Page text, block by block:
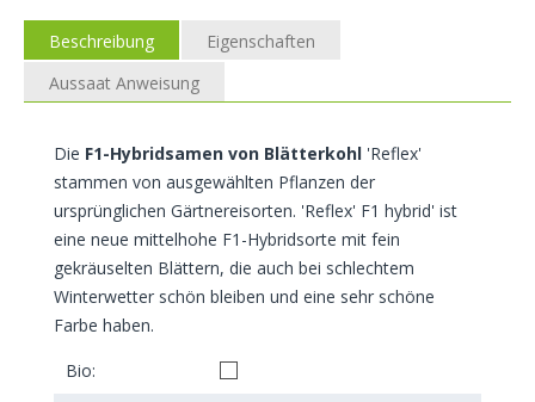
Beschreibung
Eigenschaften
Aussaat Anweisung
Die F1-Hybridsamen von Blätterkohl 'Reflex'
stammen von ausgewählten Pflanzen der
ursprünglichen Gärtnereisorten. 'Reflex' F1 hybrid' ist
eine neue mittelhohe F1-Hybridsorte mit fein
gekräuselten Blättern, die auch bei schlechtem
Winterwetter schön bleiben und eine sehr schöne
Farbe haben.
Bio: